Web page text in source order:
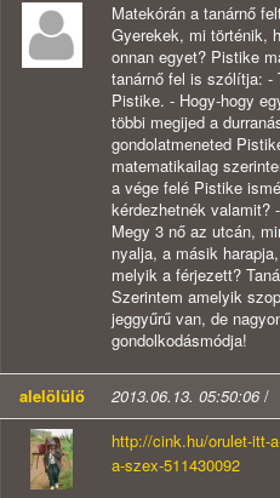
Matekórán a tanárnő
Gyerekek, mi történik,
onnan egyet? Pistike
tanárnő fel is szólítja: -
Pistike. - Hogy-hogy
többi megijed a
gondolatmeneted
matematikailag
a vége felé Pistike
kérdezhetnék valamit?
Megy 3 nő az utcán,
nyalja, a másik
melyik a férjezett?
Szerintem amelyik
jeggyűrű van, de
gondolkodásmódja!
alelölülő 2013.06.13. 05:50:06/
http://cink.hu/orulet-itt-
a-szex-511430092